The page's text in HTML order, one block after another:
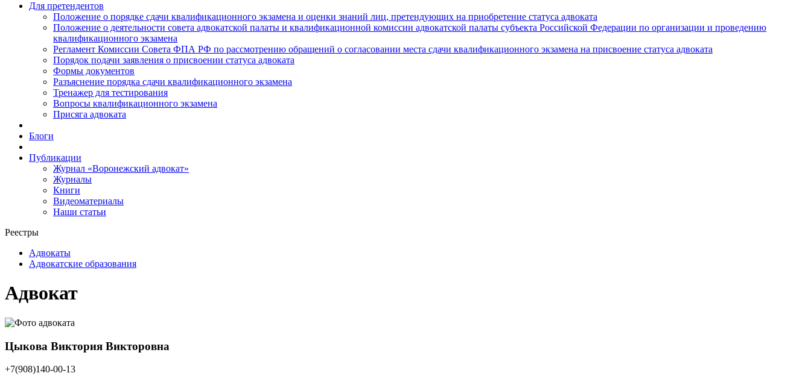
Для претендентов
Положение о порядке сдачи квалификационного экзамена и оценки знаний лиц, претендующих на приобретение статуса адвоката
Положение о деятельности совета адвокатской палаты и квалификационной комиссии адвокатской палаты субъекта Российской Федерации по организации и проведению
квалификационного экзамена
Регламент Комиссии Совета ФПА РФ по рассмотрению обращений о согласовании места сдачи квалификационного экзамена на присвоение статуса адвоката
Порядок подачи заявления о присвоении статуса адвоката
Формы документов
Разъяснение порядка сдачи квалификационного экзамена
Тренажер для тестирования
Вопросы квалификационного экзамена
Присяга адвоката
Блоги
Публикации
Журнал «Воронежский адвокат»
Журналы
Книги
Видеоматериалы
Наши статьи
Реестры
Адвокаты
Адвокатские образования
Адвокат
Цыкова Виктория Викторовна
+7(908)140-00-13